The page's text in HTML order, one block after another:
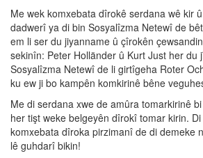
Me wek komxebata dîrokê serdana wê kir
dadwerî ya di bin Sosyalîzma Netewî de
em li ser du jiyanname û çîrokên
sekinîn: Peter Holländer û Kurt Just her du
Sosyalîzma Netewî de li girtîgeha Roter
ku ew ji bo kampên komkirinê bêne
Me di serdana xwe de amûra tomarkirinê
her tişt weke belgeyên dîrokî tomar kirin.
komxebata dîroka pirzimanî de di demeke
lê guhdarî bikin!